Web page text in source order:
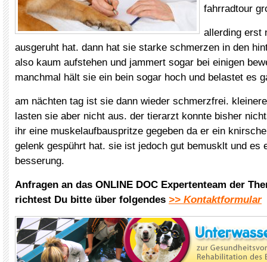
fahrradtour
allerding erst
ausgeruht hat. dann hat sie starke schmerzen in den
also kaum aufstehen und jammert sogar bei einigen
manchmal hält sie ein bein sogar hoch und belastet es
am nächten tag ist sie dann wieder schmerzfrei.
lasten sie aber nicht aus. der tierarzt konnte bisher
ihr eine muskelaufbauspritze gegeben da er ein
gelenk gespührt hat. sie ist jedoch gut bemusklt und es
besserung.
Anfragen an das ONLINE DOC Expertenteam der
richtest Du bitte über folgendes >> Kontaktformular